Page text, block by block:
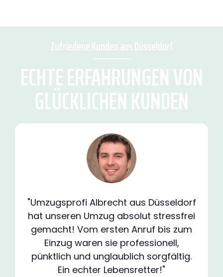
Zufriedene Kunden aus Düsseldorf
ECHTE ERFAHRUNGEN VON
GLÜCKLICHEN KUNDEN
"Umzugsprofi Albrecht aus Düsseldorf
hat unseren Umzug absolut stressfrei
gemacht! Vom ersten Anruf bis zum
Einzug waren sie professionell,
pünktlich und unglaublich sorgfältig.
Ein echter Lebensretter!"